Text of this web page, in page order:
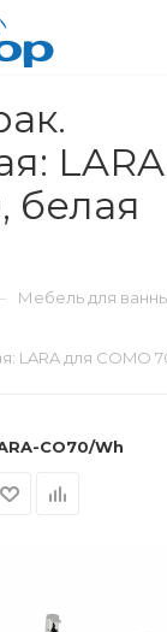
белая
Мебель для
LARA для COMO
CO70/Wh